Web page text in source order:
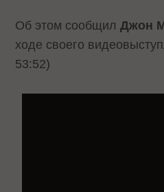
Об этом сообщилДжон
ходе своего
53:52)